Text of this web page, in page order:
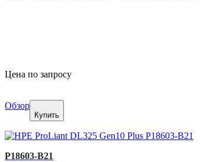
Цена по запросу
Обзор
Купить
P18603-B21